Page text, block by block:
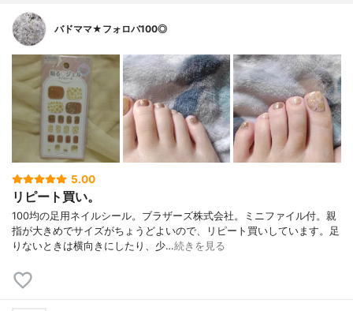
バドママ★フォロバ100◎
5.00
リピート買い。
100均の足用ネイルシール。ブラザーズ株式会社。ミニファイル付。親
指が大きめでサイズがちょうどよいので、リピート買いしています。足
りないときは横向きにしたり、少…続きを見る